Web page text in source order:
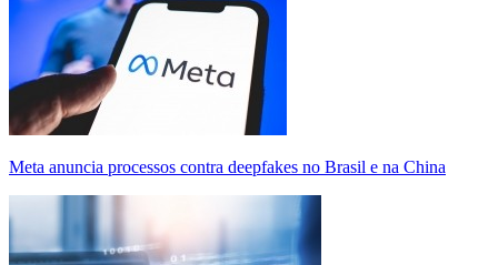
Meta anuncia processos contra deepfakes no Brasil e na China